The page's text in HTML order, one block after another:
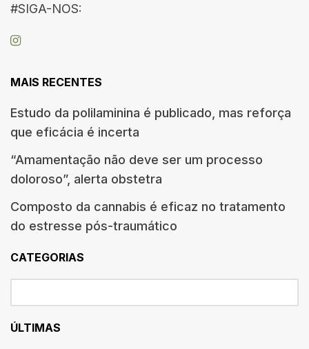
#SIGA-NOS:
MAIS RECENTES
Estudo da polilaminina é publicado, mas reforça
que eficácia é incerta
“Amamentação não deve ser um processo
doloroso”, alerta obstetra
Composto da cannabis é eficaz no tratamento
do estresse pós-traumático
CATEGORIAS
ÚLTIMAS